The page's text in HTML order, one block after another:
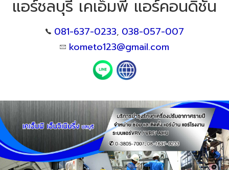
แอร์ชลบุรี เคเอ็มพี แอร์คอนดิชั่น
081-637-0233, 038-057-007
kometo123@gmail.com